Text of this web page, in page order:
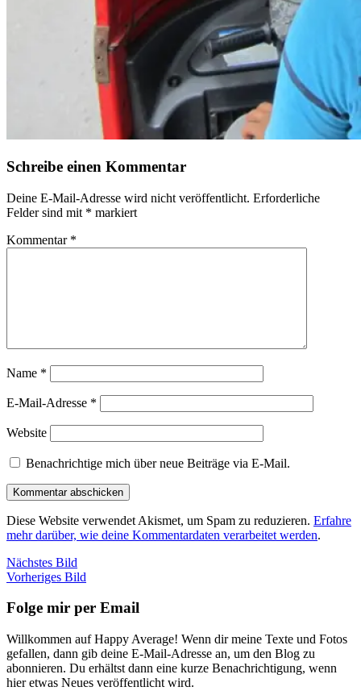
Schreibe einen Kommentar
Deine E-Mail-Adresse wird nicht veröffentlicht. Erforderliche
Felder sind mit * markiert
Kommentar *
Name *
E-Mail-Adresse *
Website
Benachrichtige mich über neue Beiträge via E-Mail.
Diese Website verwendet Akismet, um Spam zu reduzieren. Erfahre
mehr darüber, wie deine Kommentardaten verarbeitet werden.
Nächstes Bild
Vorheriges Bild
Folge mir per Email
Willkommen auf Happy Average! Wenn dir meine Texte und Fotos
gefallen, dann gib deine E-Mail-Adresse an, um den Blog zu
abonnieren. Du erhältst dann eine kurze Benachrichtigung, wenn
hier etwas Neues veröffentlicht wird.